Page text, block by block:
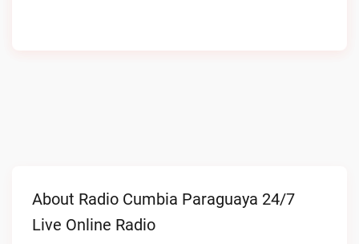
About Radio Cumbia Paraguaya 24/7
Live Online Radio